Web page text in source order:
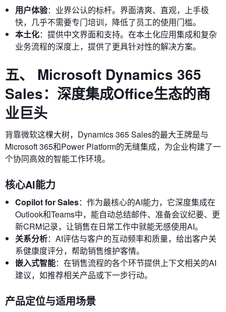
用户体验：业界公认的标杆。界面清爽、直观，上手极
快，几乎不需要专门培训，降低了员工的使用门槛。
本土化：提供中文界面和支持。在本土化应用集成和复杂
业务流程的深度上，提供了更具针对性的解决方案。
五、 Microsoft Dynamics 365
Sales：深度集成Office生态的商
业巨头
背靠微软这棵大树，Dynamics 365 Sales的最大王牌是与
Microsoft 365和Power Platform的无缝集成，为企业构建了一
个协同高效的智能工作环境。
核心AI能力
Copilot for Sales：作为最核心的AI能力，它深度集成在
Outlook和Teams中，能自动总结邮件、准备会议纪要、更
新CRM记录，让销售在日常工作中就能无感使用AI。
关系分析：AI评估与客户的互动频率和质量，给出客户关
系健康度评分，帮助销售维护客情。
嵌入式智能：在销售流程的各个环节提供上下文相关的AI
建议，如推荐相关产品或下一步行动。
产品定位与适用场景